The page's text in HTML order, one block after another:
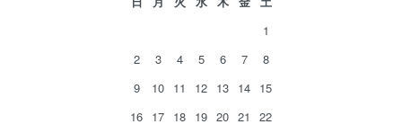
1
2
3 4 5 6 7
8
9
10 11 12 13 14 15
16 17 18 19 20 21
22